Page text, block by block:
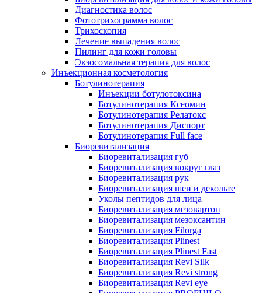
Диагностика волос
Фототрихограмма волос
Трихоскопия
Лечение выпадения волос
Пилинг для кожи головы
Экзосомальная терапия для волос
Инъекционная косметология
Ботулинотерапия
Инъекции ботулотоксина
Ботулинотерапия Ксеомин
Ботулинотерапия Релатокс
Ботулинотерапия Диспорт
Ботулинотерапия Full face
Биоревитализация
Биоревитализация губ
Биоревитализация вокруг глаз
Биоревитализация рук
Биоревитализация шеи и декольте
Уколы пептидов для лица
Биоревитализация мезовартон
Биоревитализация мезоксантин
Биоревитализация Filorga
Биоревитализация Plinest
Биоревитализация Plinest Fast
Биоревитализация Revi Silk
Биоревитализация Revi strong
Биоревитализация Revi eye